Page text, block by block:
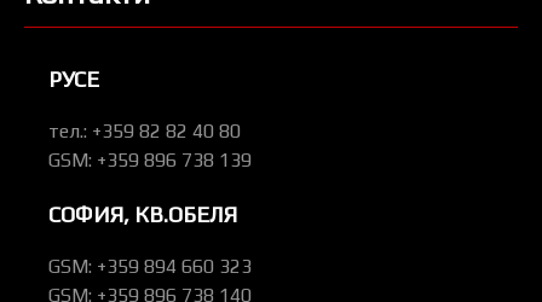
РУСЕ
тел.: +359 82 82 40 80
GSM: +359 896 738 139
СОФИЯ, КВ.ОБЕЛЯ
GSM: +359 894 660 323
GSM: +359 896 738 140